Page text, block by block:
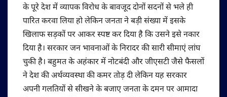
के पूरे देश में व्यापक विरोध के बावजूद दोनों सदनों से भले ही
पारित करवा लिया हो लेकिन जनता ने बड़ी संख्या में इसके
खिलाफ सड़कों पर आकर स्पष्ट कर दिया है कि उसने इसे नकार
दिया है। सरकार जन भावनाओं के निरादर की सारी सीमाएं लांघ
चुकी है। बहुमत के अहंकार में नोटबंदी और जीएसटी जैसे फैसलों
ने देश की अर्थव्यवस्था की कमर तोड़ दी लेकिन यह सरकार
अपनी गलतियों से सीखने के बजाए जनता के दमन पर आमादा